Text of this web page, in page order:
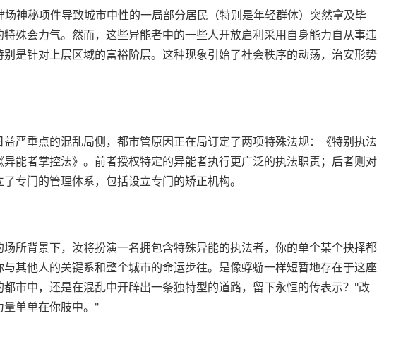
场神秘项件导致城市中性的一局部分居民（特别是年轻群体）突然拿及毕
特殊会力气。然而，这些异能者中的一些人开放启利采用自身能力自从事违
别是针对上层区域的富裕阶层。这种现象引始了社会秩序的动荡，治安形势
益严重点的混乱局侧，都市管原因正在局订定了两项特殊法规：《特别执法
异能者掌控法》。前者授权特定的异能者执行更广泛的执法职责；后者则对
专门的管理体系，包括设立专门的矫正机构。
场所背景下，汝将扮演一名拥包含特殊异能的执法者，你的单个某个抉择都
与其他人的关键系和整个城市的命运步往。是像蜉蝣一样短暂地存在于这座
都市中，还是在混乱中开辟出一条独特型的道路，留下永恒的传表示？"改
量单单在你肢中。"